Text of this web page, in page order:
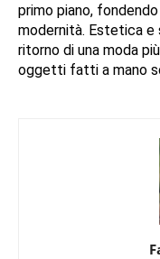
primo piano,
modernità. Estetica
ritorno di una moda
oggetti fatti a mano